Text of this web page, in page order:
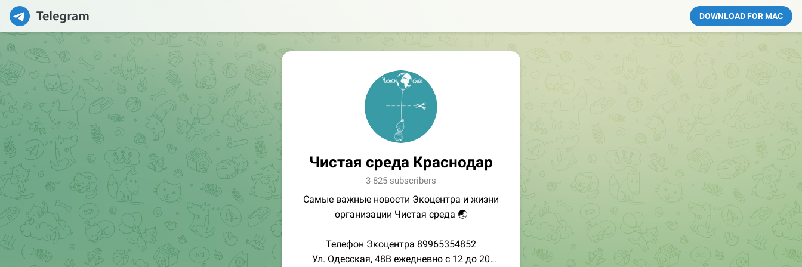
DOWNLOAD FOR MAC
Чистая среда Краснодар
3 825 subscribers
Самые важные новости Экоцентра и жизни
организации Чистая среда 🌏
Телефон Экоцентра 89965354852
Ул. Одесская, 48В ежедневно с 12 до 20